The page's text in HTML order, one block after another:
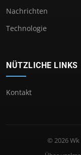
Nachrichten
Technologie
NÜTZLICHE LINKS
Kontakt
© 2026